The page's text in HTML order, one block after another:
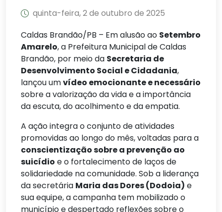
quinta-feira, 2 de outubro de 2025
Caldas Brandão/PB – Em alusão ao Setembro
Amarelo, a Prefeitura Municipal de Caldas
Brandão, por meio da Secretaria de
Desenvolvimento Social e Cidadania,
lançou umvídeo emocionante e necessário
sobre a valorização da vida e a importância
da escuta, do acolhimento e da empatia.
A ação integra o conjunto de atividades
promovidas ao longo do mês, voltadas para a
conscientização sobre a prevenção ao
suicídio e o fortalecimento de laços de
solidariedade na comunidade. Sob a liderança
da secretária Maria das Dores (Dodoia) e
sua equipe, a campanha tem mobilizado o
município e despertado reflexões sobre o